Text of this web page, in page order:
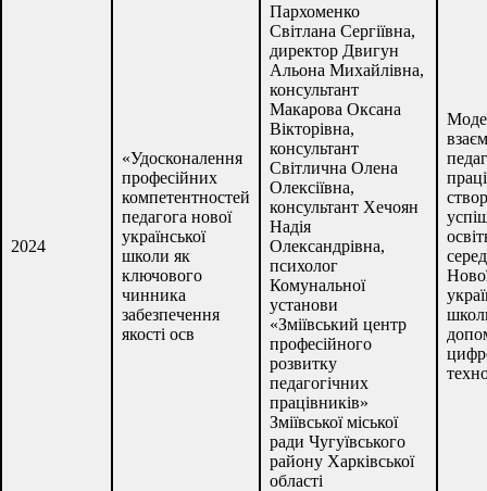
2024
«Удосконалення
професійних
компетентностей
педагога нової
української
школи як
ключового
чинника
забезпечення
якості осв
Пархоменко
Світлана Сергіївна,
директор Двигун
Альона Михайлівна,
консультант
Макарова Оксана
Вікторівна,
консультант
Світлична Олена
Олексіївна,
консультант Хечоян
Надія
Олександрівна,
психолог
Комунальної
установи
«Зміївський центр
професійного
розвитку
педагогічних
працівників»
Зміївської міської
ради Чугуївського
району Харківської
області